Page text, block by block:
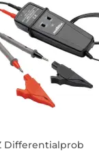
Differentialprob